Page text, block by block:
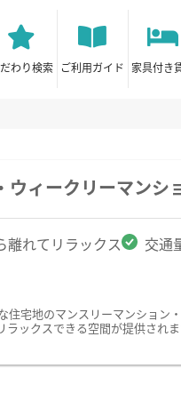
わり検索 ご利用ガイド 家具付き
ィークリーマンシ
離れてリラックス
交通
宅地のマンスリーマンション
ックスできる空間が提供され